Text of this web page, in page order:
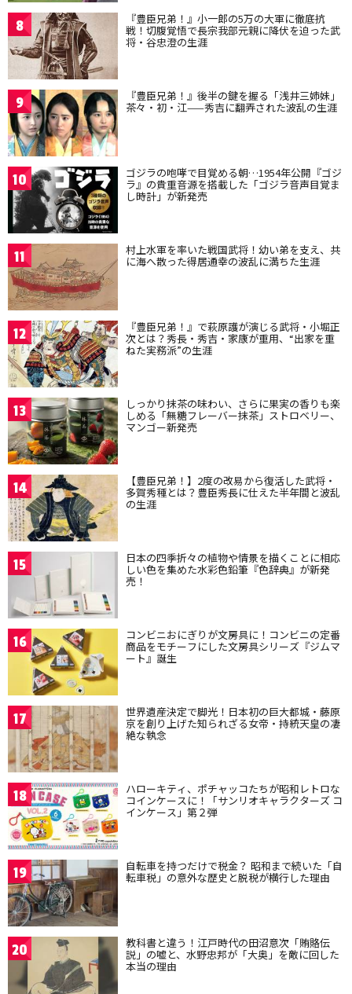
8 『豊臣兄弟！』小一郎の5万の大軍に徹底抗
戦！切腹覚悟で長宗我部元親に降伏を迫った武
将・谷忠澄の生涯
9 『豊臣兄弟！』後半の鍵を握る「浅井三姉妹」
茶々・初・江——秀吉に翻弄された波乱の生涯
10 ゴジラの咆哮で目覚める朝…1954年公開『ゴジ
ラ』の貴重音源を搭載した「ゴジラ音声目覚ま
し時計」が新発売
11 村上水軍を率いた戦国武将！幼い弟を支え、共
に海へ散った得居通幸の波乱に満ちた生涯
12 『豊臣兄弟！』で萩原護が演じる武将・小堀正
次とは？秀長・秀吉・家康が重用、“出家を重
ねた実務派”の生涯
13 しっかり抹茶の味わい、さらに果実の香りも楽
しめる「無糖フレーバー抹茶」ストロベリー、
マンゴー新発売
14 【豊臣兄弟！】2度の改易から復活した武将・
多賀秀種とは？豊臣秀長に仕えた半年間と波乱
の生涯
15 日本の四季折々の植物や情景を描くことに相応
しい色を集めた水彩色鉛筆『色辞典』が新発
売！
16 コンビニおにぎりが文房具に！コンビニの定番
商品をモチーフにした文房具シリーズ『ジムマ
ート』誕生
17 世界遺産決定で脚光！日本初の巨大都城・藤原
京を創り上げた知られざる女帝・持統天皇の凄
絶な執念
18 ハローキティ、ポチャッコたちが昭和レトロな
コインケースに！「サンリオキャラクターズ コ
インケース」第２弾
19 自転車を持つだけで税金？ 昭和まで続いた「自
転車税」の意外な歴史と脱税が横行した理由
20 教科書と違う！江戸時代の田沼意次「賄賂伝
説」の嘘と、水野忠邦が「大奥」を敵に回した
本当の理由